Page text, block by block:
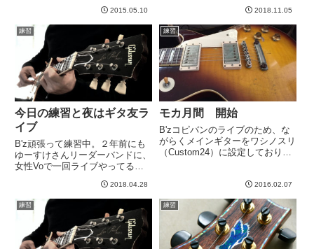
は１８：３０まででしたが、所用
で３０分はやく上がりました。１
９：００に帰宅。家の用事を済ま
せ、２１時くらいに再び出発。２
１...
2015.05.10
ると言う悪癖があるのですが、今
回はそんなことがないようにした
いと思ってます。あと、ライブで
立って弾いて高揚感がでてくる
と...
2018.11.05
練習
今日の練習と夜はギタ友ラ
イブ
B'z頑張って練習中。２年前にも
ゆーすけさんリーダーバンドに、
女性Voで一回ライブやってるの
指が速く動くようになったなーと
思い、一人ぐふふ・・・となって
います。進歩している！あくまで
自分比ですが。最初のフレーズ...
2018.04.28
練習
モカ月間 開始
B'zコピバンのライブのため、な
がらくメインギターをワシノスリ
（Custom24）に設定しておりま
思っています。そんな中、今、久
しぶりに手に取ったJPをiPhone
で撮影。むう。。...
2016.02.07
練習 練習